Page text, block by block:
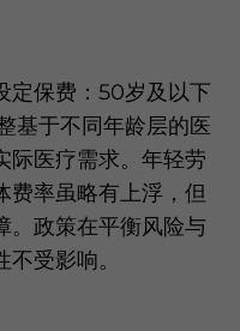
定保费：50岁及以下
基于不同年龄层的医
际医疗需求。年轻劳
费率虽略有上浮，但
。政策在平衡风险与
受影响。